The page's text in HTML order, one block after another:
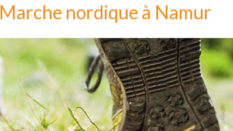
Marche nordique à Namur